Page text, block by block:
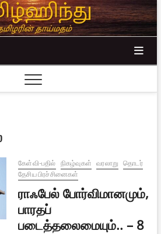
கேள்வி-பதில் நிகழ்வுகள் வரலாறு
தொடர்
தேசிய பிரச்சினைகள்
ராஃபேல் போர்விமானமும்,
பாரதப்
படைத்தலைமையும்.. – 8